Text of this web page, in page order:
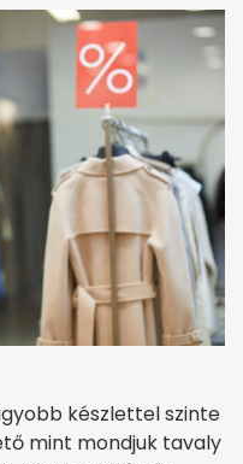
készlettel szinte
mint mondjuk tavaly